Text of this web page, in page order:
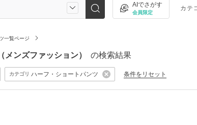
AIでさがす
会員限定
カテ
一覧ページ
メンズファッション） の検索結果
カテゴリ ハーフ・ショートパンツ 条件をリセット